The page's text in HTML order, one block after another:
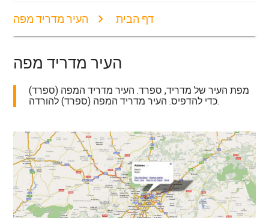
דף הבית העיר מדריד מפה
העיר מדריד מפה
מפת העיר של מדריד, ספרד. העיר מדריד המפה (ספרד)
כדי להדפיס. העיר מדריד המפה (ספרד) להורדה.